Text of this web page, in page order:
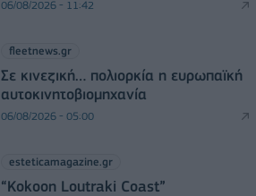
06/08/2026 - 11:42
fleetnews.gr
Σε κινεζική… πολιορκία η ευρωπαϊκή
αυτοκινητοβιομηχανία
06/08/2026 - 05:00
esteticamagazine.gr
“Kokoon Loutraki Coast”